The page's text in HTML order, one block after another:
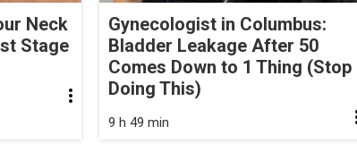
Neck
Stage
Gynecologist in Columbus:
Bladder Leakage After 50
Comes Down to 1 Thing (Stop
Doing This)
9 h 49 min